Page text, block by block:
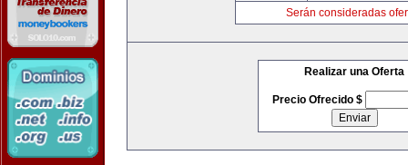
Serán consideradas
Realizar una Oferta
Precio Ofrecido $